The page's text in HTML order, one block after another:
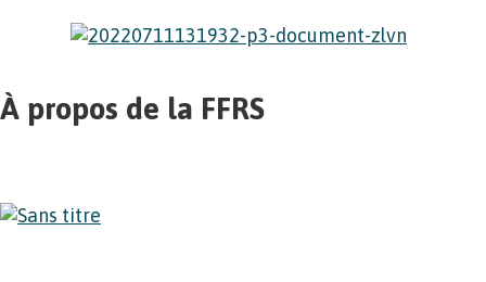
À propos de la FFRS